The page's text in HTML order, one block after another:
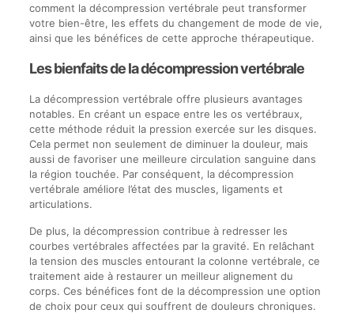
comment la décompression vertébrale peut transformer
votre bien-être, les effets du changement de mode de vie,
ainsi que les bénéfices de cette approche thérapeutique.
Les bienfaits de la décompression vertébrale
La décompression vertébrale offre plusieurs avantages
notables. En créant un espace entre les os vertébraux,
cette méthode réduit la pression exercée sur les disques.
Cela permet non seulement de diminuer la douleur, mais
aussi de favoriser une meilleure circulation sanguine dans
la région touchée. Par conséquent, la décompression
vertébrale améliore l’état des muscles, ligaments et
articulations.
De plus, la décompression contribue à redresser les
courbes vertébrales affectées par la gravité. En relâchant
la tension des muscles entourant la colonne vertébrale, ce
traitement aide à restaurer un meilleur alignement du
corps. Ces bénéfices font de la décompression une option
de choix pour ceux qui souffrent de douleurs chroniques.